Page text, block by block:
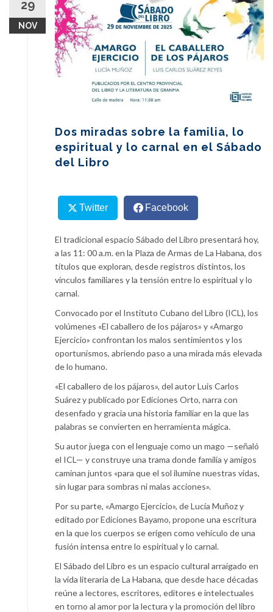
content
29
NOV
Dos miradas sobre la familia, lo
espiritual y lo carnal en el Sábado
del Libro
Twitter Facebook
El tradicional espacio Sábado del Libro presentará hoy,
a las 11: 00 a.m. en la Plaza de Armas de La Habana, dos
títulos que exploran, desde registros distintos, los
vínculos familiares y la tensión entre lo espiritual y lo
carnal.
Convocado por el Instituto Cubano del Libro (ICL), los
volúmenes «El caballero de los pájaros» y «Amargo
Ejercicio» confrontan los malos sentimientos y los
oportunismos, abriendo paso a una mirada más elevada
de lo humano.
«El caballero de los pájaros», del autor Luis Carlos
Suárez y publicado por Ediciones Orto, narra con
desenfado y gracia una historia familiar en la que las
palabras se convierten en herramienta mágica.
Su autor juega con el lenguaje como un mago —señaló
el ICL— y construye una trama donde familia y amigos
caminan juntos «para que el sol ilumine nuestras vidas,
sin lugar para sombras ni malas acciones».
Por su parte, «Amargo Ejercicio», de Lucía Muñoz y
editado por Ediciones Bayamo, propone una escritura
en la que los cuerpos se erigen como vehículo de una
fusión intensa entre lo espiritual y lo carnal.
El Sábado del Libro es un espacio cultural arraigado en
la vida literaria de La Habana, que desde hace décadas
reúne a lectores, escritores, editores e intelectuales
en torno al amor por la lectura y la promoción del libro